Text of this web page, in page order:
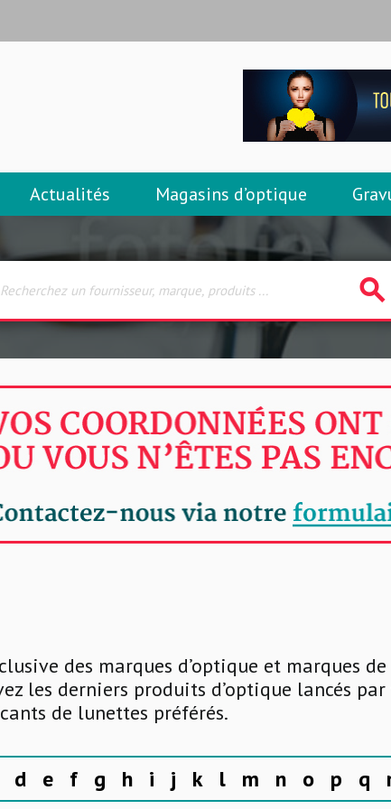
Actualités Magasins d’optique
search
des marques d’optique et marques
les derniers produits d’optique lancés
de lunettes préférés.
d e f g h i j k l m n o p q